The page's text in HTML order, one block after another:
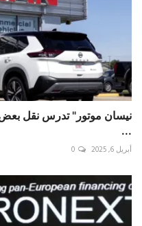
نيسان موتور" تدرس نقل
...
أبريل 6, 2025 0